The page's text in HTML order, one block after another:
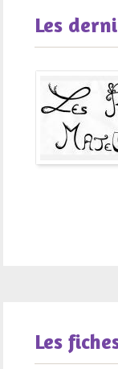
Les
Les